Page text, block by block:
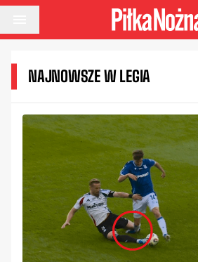
Przejdź do treści
NAJNOWSZE W LEGIA